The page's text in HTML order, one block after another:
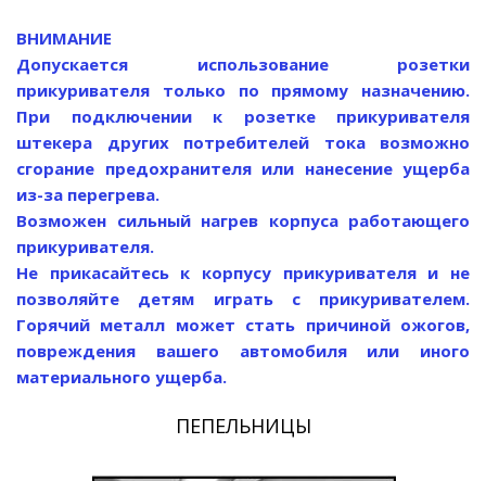
ВНИМАНИЕ
Допускается использование розетки
прикуривателя только по прямому назначению.
При подключении к розетке прикуривателя
штекера других потребителей тока возможно
сгорание предохранителя или нанесение ущерба
из-за перегрева.
Возможен сильный нагрев корпуса работающего
прикуривателя.
Не прикасайтесь к корпусу прикуривателя и не
позволяйте детям играть с прикуривателем.
Горячий металл может стать причиной ожогов,
повреждения вашего автомобиля или иного
материального ущерба.
ПЕПЕЛЬНИЦЫ